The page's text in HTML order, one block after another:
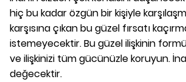
hiç bu kadar özgün bir kişiyle
karşısına çıkan bu güzel fırsatı
istemeyecektir. Bu güzel ilişkinin
ve ilişkinizi tüm gücünüzle koruyun.
değecektir.